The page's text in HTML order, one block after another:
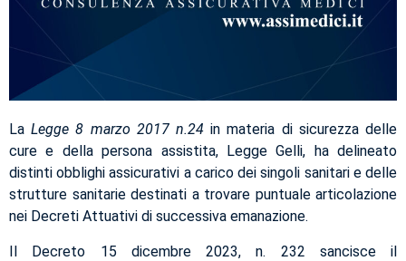
LaLegge 8 marzo 2017 n.24 in materia di sicurezza delle
cure e della persona assistita, Legge Gelli, ha delineato
distinti obblighi assicurativi a carico dei singoli sanitari e delle
strutture sanitarie destinati a trovare puntuale articolazione
nei Decreti Attuativi di successiva emanazione.
Il Decreto 15 dicembre 2023, n. 232 sancisce il